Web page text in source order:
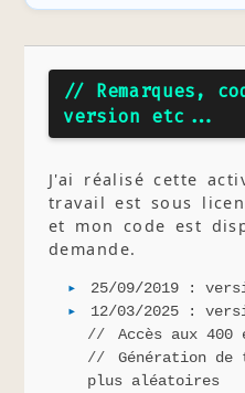
// Remarques,
version etc...
J'ai réalisé cette
travail est sous
et mon code est
demande.
25/09/2019 :
12/03/2025 :
Accès aux
Génération de
plus aléatoires